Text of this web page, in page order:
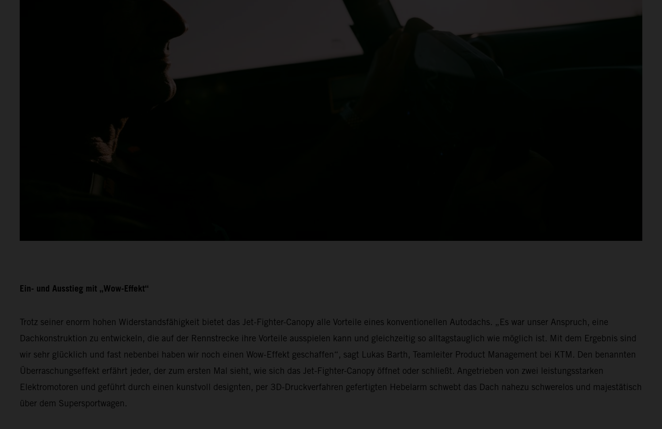
Ein- und Ausstieg mit „Wow-Effekt“
Trotz seiner enorm hohen Widerstandsfähigkeit bietet das Jet-Fighter-Canopy alle Vorteile eines konventionellen Autodachs. „Es war unser Anspruch, eine
Dachkonstruktion zu entwickeln, die auf der Rennstrecke ihre Vorteile ausspielen kann und gleichzeitig so alltagstauglich wie möglich ist. Mit dem Ergebnis sind
wir sehr glücklich und fast nebenbei haben wir noch einen Wow-Effekt geschaffen“, sagt Lukas Barth, Teamleiter Product Management bei KTM. Den benannten
Überraschungseffekt erfährt jeder, der zum ersten Mal sieht, wie sich das Jet-Fighter-Canopy öffnet oder schließt. Angetrieben von zwei leistungsstarken
Elektromotoren und geführt durch einen kunstvoll designten, per 3D-Druckverfahren gefertigten Hebelarm schwebt das Dach nahezu schwerelos und majestätisch
über dem Supersportwagen.